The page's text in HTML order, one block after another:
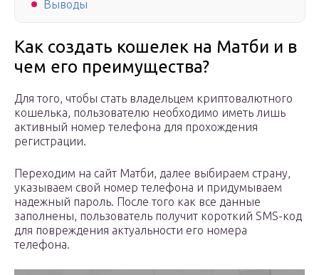
Выводы
Как создать кошелек на Матби и в
чем его преимущества?
Для того, чтобы стать владельцем криптовалютного
кошелька, пользователю необходимо иметь лишь
активный номер телефона для прохождения
регистрации.
Переходим на сайт Матби, далее выбираем страну,
указываем свой номер телефона и придумываем
надежный пароль. После того как все данные
заполнены, пользователь получит короткий SMS-код
для повреждения актуальности его номера
телефона.